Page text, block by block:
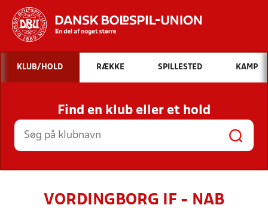
Hvad vil du søge efter?
INDHOLD OG NYHEDER
STILLINGER, RESULTATER, KLUBBER OG
HOLD
KLUB/HOLD RÆKKE SPILLESTED KAMP
Find en klub eller et hold
VORDINGBORG IF - NAB